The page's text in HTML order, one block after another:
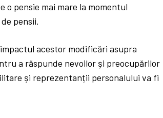
o pensie mai mare la momentul
pensii.
acestor modificări asupra
a răspunde nevoilor și preocupărilor
și reprezentanții personalului va fi